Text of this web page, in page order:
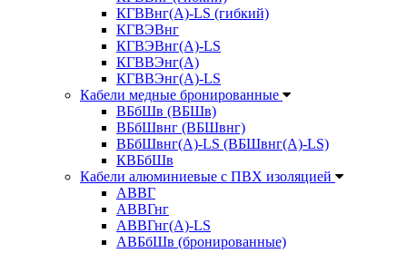
КГВВнг(А)-LS (гибкий)
КГВЭВнг
КГВЭВнг(А)-LS
КГВВЭнг(А)
КГВВЭнг(А)-LS
Кабели медные бронированные
ВБбШв (ВБШв)
ВБбШвнг (ВБШвнг)
ВБбШвнг(А)-LS (ВБШвнг(А)-LS)
КВБбШв
Кабели алюминиевые с ПВХ изоляцией
АВВГ
АВВГнг
АВВГнг(А)-LS
АВБбШв (бронированные)